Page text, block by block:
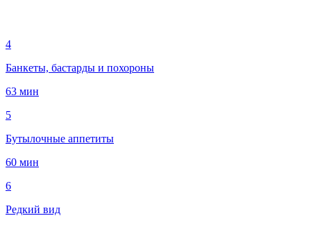
4
Банкеты, бастарды и похороны
63 мин
5
Бутылочные аппетиты
60 мин
6
Редкий вид